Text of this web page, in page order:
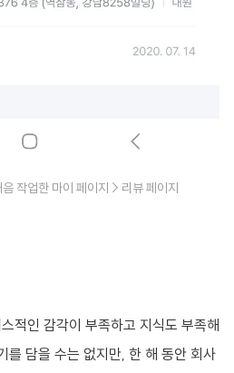
작업한 마이 페이지 > 리뷰 페이지
적인 감각이 부족하고 지식도 부족해
를 담을 수는 없지만, 한 해 동안 회사